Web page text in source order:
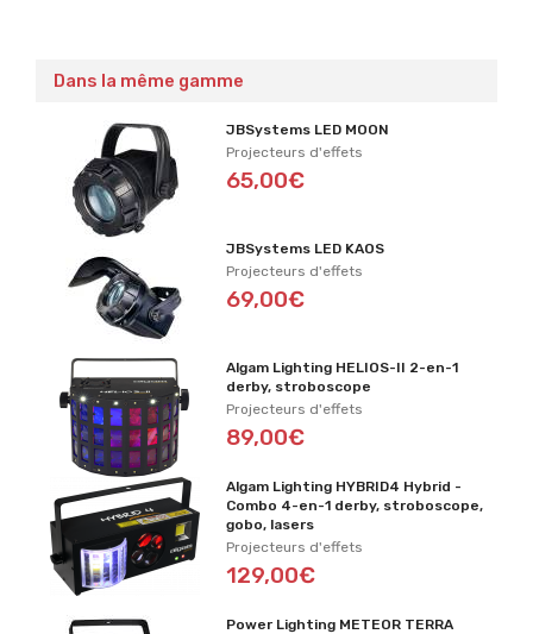
Dans la même gamme
JBSystems LED MOON
Projecteurs d'effets
65,00€
JBSystems LED KAOS
Projecteurs d'effets
69,00€
Algam Lighting HELIOS-II 2-en-1
derby, stroboscope
Projecteurs d'effets
89,00€
Algam Lighting HYBRID4 Hybrid -
Combo 4-en-1 derby, stroboscope,
gobo, lasers
Projecteurs d'effets
129,00€
Power Lighting METEOR TERRA